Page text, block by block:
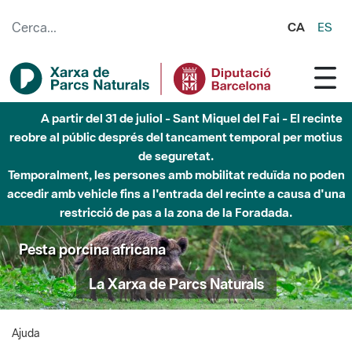
CA ES
A partir del 31 de juliol - Sant Miquel del Fai - El recinte
reobre al públic després del tancament temporal per motius
de seguretat.
Temporalment, les persones amb mobilitat reduïda no poden
accedir amb vehicle fins a l'entrada del recinte a causa d'una
restricció de pas a la zona de la Foradada.
Pesta porcina africana
La Xarxa de Parcs Naturals
Ajuda